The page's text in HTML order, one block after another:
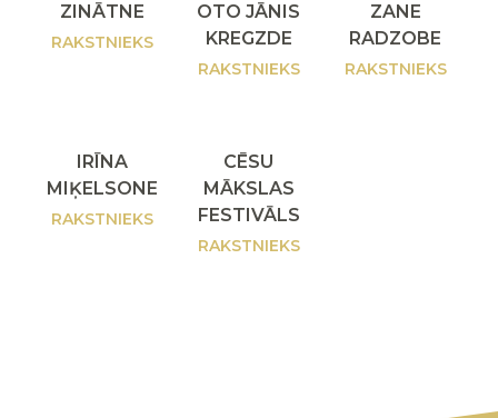
ZINĀTNE
RAKSTNIEKS
OTO JĀNIS
KREGZDE
RAKSTNIEKS
ZANE
RADZOBE
RAKSTNIEKS
IRĪNA
MIĶELSONE
RAKSTNIEKS
CĒSU
MĀKSLAS
FESTIVĀLS
RAKSTNIEKS